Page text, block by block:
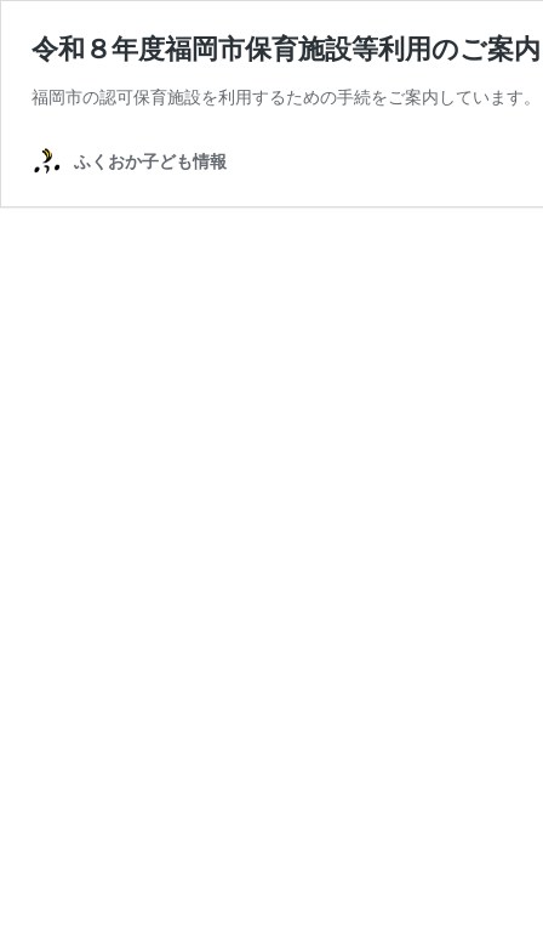
令和８年度福岡市保育施設等利用のご案内
福岡市の認可保育施設を利用するための手続をご案内しています。
ふくおか子ども情報